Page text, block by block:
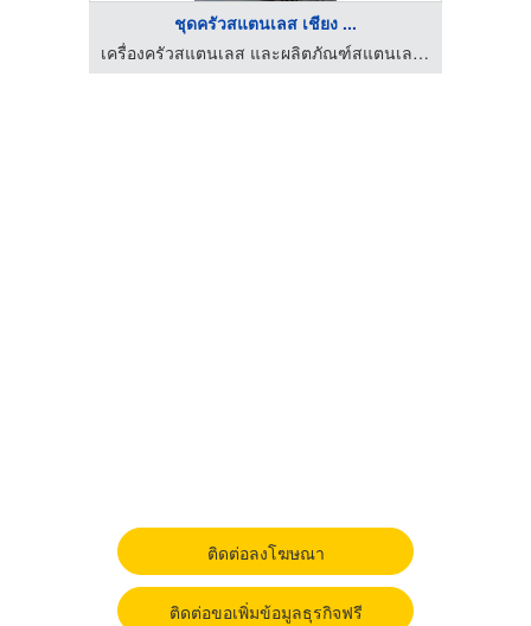
ชุดครัวสแตนเลส เชียง ...
เครื่องครัวสแตนเลส และผลิตภัณฑ์สแตนเลส เชียงใหม่
ติดต่อลงโฆษณา
ติดต่อขอเพิ่มข้อมูลธุรกิจฟรี